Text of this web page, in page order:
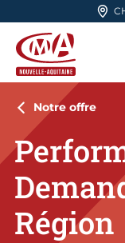
Aller en haut de
CMA
Notre offre
Région